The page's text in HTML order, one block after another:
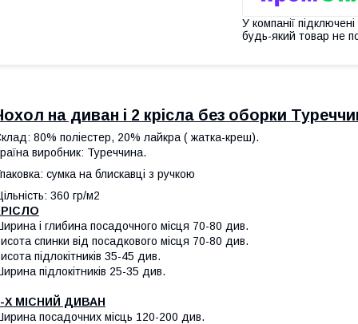
У компанії
будь-який товар не
на диван і 2 крісла без оборки
80% поліестер, 20% лайкра ( жатка-креш).
виробник: Туреччина.
сумка на блискавці з ручкою
360 гр/м2
і глибина посадочного місця 70-80 див.
спинки від посадкового місця 70-80 див.
підлокітників 35-45 див.
підлокітників 25-35 див.
Х МІСНИЙ ДИВАН
посадочних місць 120-200 див.